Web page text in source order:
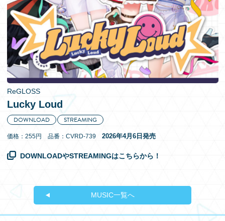
EN
ReGLOSS
Lucky Loud
DOWNLOAD STREAMING
価格：255円 品番：CVRD-739 2026年4月6日発売
DOWNLOADやSTREAMINGはこちらから！
MUSIC一覧へ